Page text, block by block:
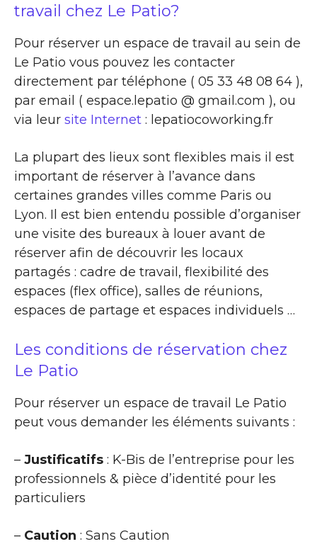
travail chez Le Patio?
Pour réserver un espace de travail au sein de
Le Patio vous pouvez les contacter
directement par téléphone ( 05 33 48 08 64 ),
par email ( espace.lepatio @ gmail.com ), ou
via leur site Internet : lepatiocoworking.fr
La plupart des lieux sont flexibles mais il est
important de réserver à l’avance dans
certaines grandes villes comme Paris ou
Lyon. Il est bien entendu possible d’organiser
une visite des bureaux à louer avant de
réserver afin de découvrir les locaux
partagés : cadre de travail, flexibilité des
espaces (flex office), salles de réunions,
espaces de partage et espaces individuels …
Les conditions de réservation chez
Le Patio
Pour réserver un espace de travail Le Patio
peut vous demander les éléments suivants :
– Justificatifs : K-Bis de l’entreprise pour les
professionnels & pièce d’identité pour les
particuliers
– Caution : Sans Caution